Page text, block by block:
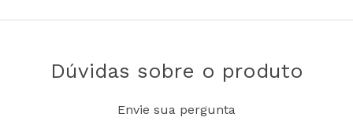
Dúvidas sobre o produto
Envie sua pergunta